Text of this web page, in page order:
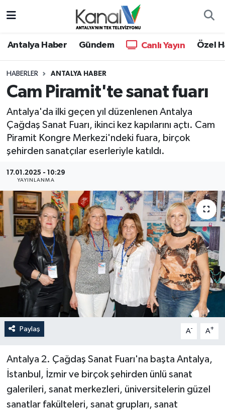
Antalya Haber Gündem Canlı Yayın Özel
HABERLER ANTALYA HABER
Cam Piramit'te sanat fuarı
Antalya'da ilki geçen yıl düzenlenen Antalya
Çağdaş Sanat Fuarı, ikinci kez kapılarını açtı. Cam
Piramit Kongre Merkezi'ndeki fuara, birçok
şehirden sanatçılar eserleriyle katıldı.
17.01.2025 - 10:29
YAYINLANMA
Paylaş A- A+
Antalya 2. Çağdaş Sanat Fuarı'na başta Antalya,
İstanbul, İzmir ve birçok şehirden ünlü sanat
galerileri, sanat merkezleri, üniversitelerin güzel
sanatlar fakülteleri, sanat grupları, sanat
Antalya Haber
Dünya
Eğitim
Ekonomi
Günün Manşetleri
Haber Kuşakları
Haberler
KANALV Spor
Kültür Sanat
Magazin
Sağlık
Siyaset
Hava Durumu
Trafik Durumu
Süper Lig Puan Durumu ve Fikstür
Tüm Manşetler
Haber Arşivi